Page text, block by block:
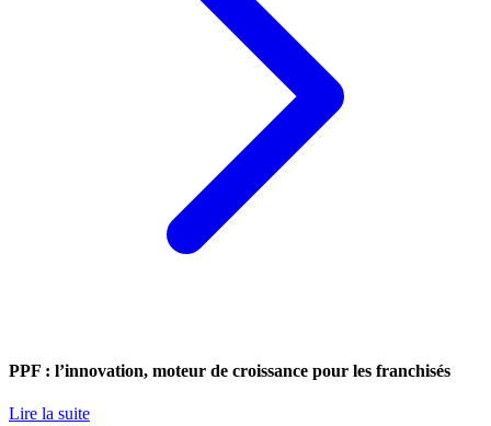
PPF : l’innovation, moteur de croissance pour les franchisés
Lire la suite